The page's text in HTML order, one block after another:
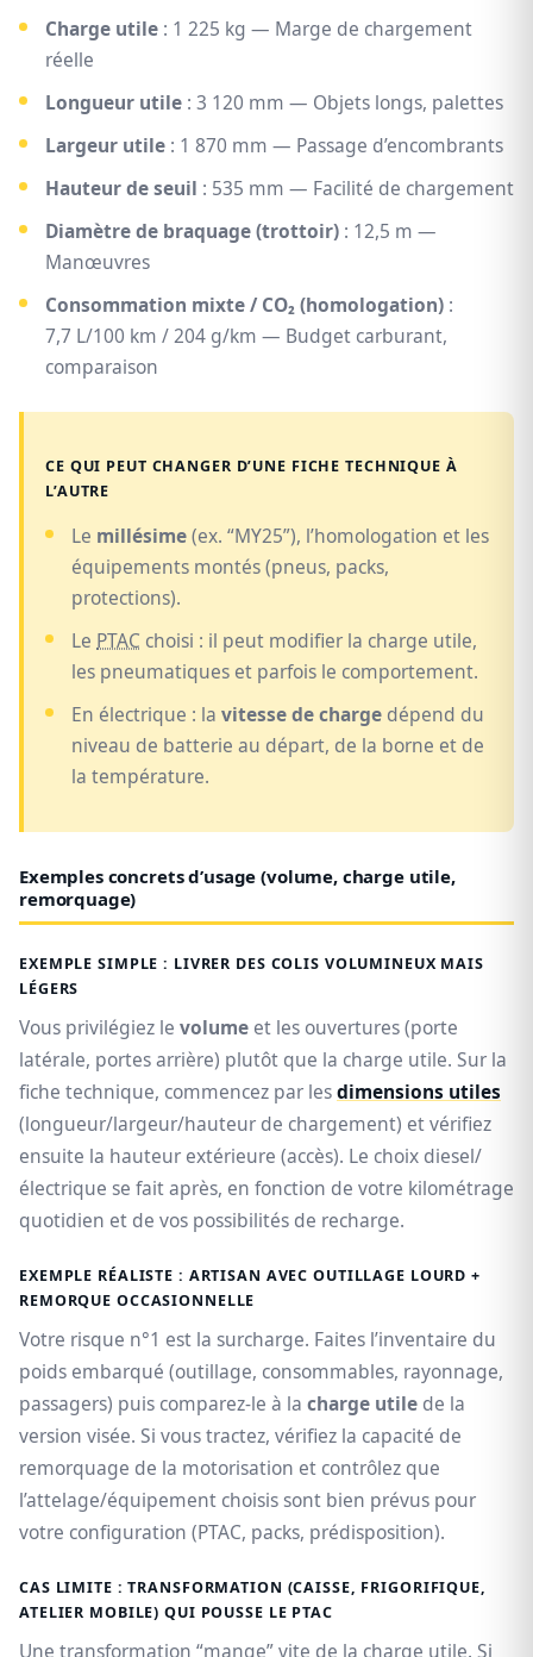
Charge utile : 1 225 kg — Marge de chargement
réelle
Longueur utile : 3 120 mm — Objets longs, palettes
Largeur utile : 1 870 mm — Passage d’encombrants
Hauteur de seuil : 535 mm — Facilité de chargement
Diamètre de braquage (trottoir) : 12,5 m —
Manœuvres
Consommation mixte / CO₂ (homologation) :
7,7 L/100 km / 204 g/km — Budget carburant,
comparaison
CE QUI PEUT CHANGER D’UNE FICHE TECHNIQUE À
L’AUTRE
Le millésime(ex. “MY25”), l’homologation et les
équipements montés (pneus, packs,
protections).
Le PTAC choisi : il peut modifier la charge utile,
les pneumatiques et parfois le comportement.
En électrique : la vitesse de charge dépend du
niveau de batterie au départ, de la borne et de
la température.
Exemples concrets d’usage (volume, charge utile,
remorquage)
EXEMPLE SIMPLE : LIVRER DES COLIS VOLUMINEUX MAIS
LÉGERS
Vous privilégiez le volume et les ouvertures (porte
latérale, portes arrière) plutôt que la charge utile. Sur la
fiche technique, commencez par lesdimensions utiles
(longueur/largeur/hauteur de chargement) et vérifiez
ensuite la hauteur extérieure (accès). Le choix diesel/
électrique se fait après, en fonction de votre kilométrage
quotidien et de vos possibilités de recharge.
EXEMPLE RÉALISTE : ARTISAN AVEC OUTILLAGE LOURD +
REMORQUE OCCASIONNELLE
Votre risque n°1 est la surcharge. Faites l’inventaire du
poids embarqué (outillage, consommables, rayonnage,
passagers) puis comparez-le à la charge utile de la
version visée. Si vous tractez, vérifiez la capacité de
remorquage de la motorisation et contrôlez que
l’attelage/équipement choisis sont bien prévus pour
votre configuration (PTAC, packs, prédisposition).
CAS LIMITE : TRANSFORMATION (CAISSE, FRIGORIFIQUE,
ATELIER MOBILE) QUI POUSSE LE PTAC
Une transformation “mange” vite de la charge utile. Si